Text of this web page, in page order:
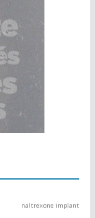
naltrexone implant